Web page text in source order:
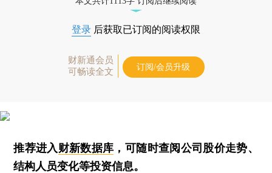
登录 后获取已订阅的阅读权限
财新通会员
可畅读全文
订阅/会员升级
推荐进入财新数据库 ，可随时查阅公司股价走势、
结构人员变化等投资信息。